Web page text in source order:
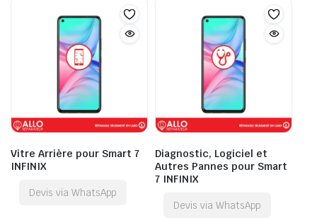
Vitre Arrière pour Smart 7
INFINIX
Devis via WhatsApp
Diagnostic, Logiciel et
Autres Pannes pour Smart
7 INFINIX
Devis via WhatsApp